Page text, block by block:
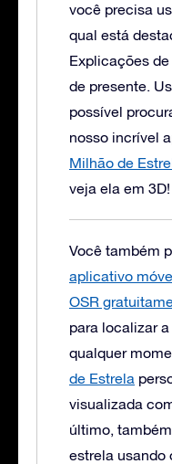
você precisa
qual está
Explicações
de presente.
possível
nosso incrível
Milhão de
veja ela em 3D!
Você também
aplicativo
OSR
para localizar
qualquer
de Estrela
visualizada
último,
estrela usando